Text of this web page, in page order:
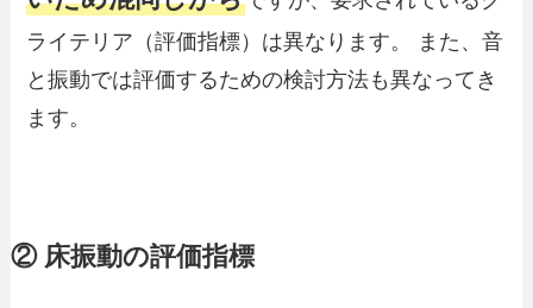
ライテリア（評価指標）は異なります。 また、音
と振動では評価するための検討方法も異なってき
ます。
② 床振動の評価指標